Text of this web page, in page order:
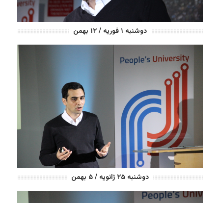
دوشنبه ۱ فوریه / ۱۲ بهمن
دوشنبه ۲۵ ژانویه / ۵ بهمن